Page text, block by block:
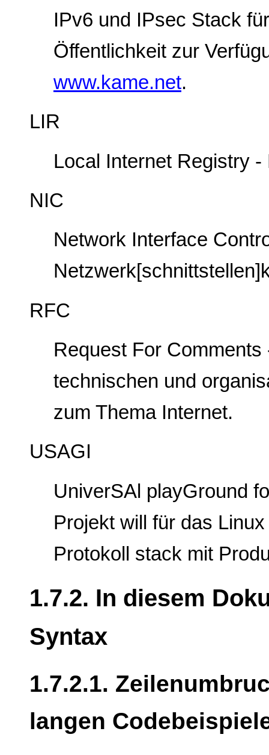
IPv6 und IPsec Stack
Öffentlichkeit zur
www.kame.net.
LIR
Local Internet Registry
NIC
Network Interface
RFC
Request For
technischen und
zum Thema Internet.
USAGI
UniverSAl playGround
Projekt will für das
Protokoll stack mit
1.7.2. In diesem
Syntax
1.7.2.1.
langen